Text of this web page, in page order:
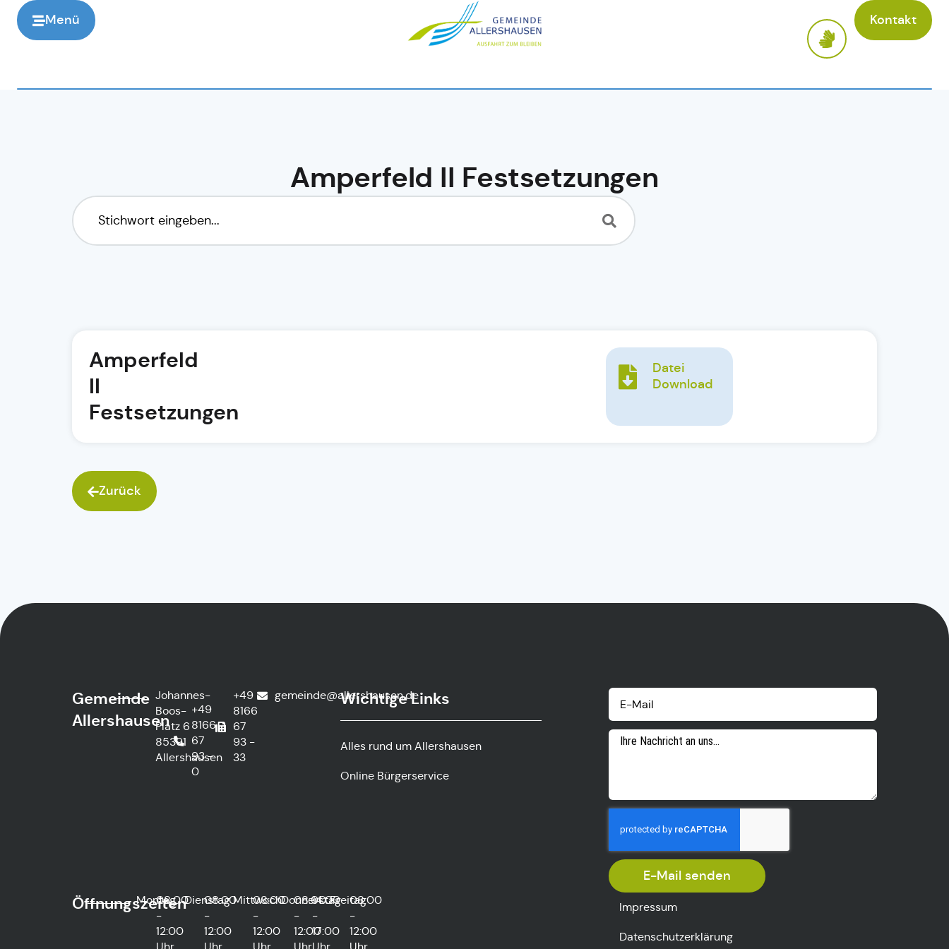
Menü Kontakt
Amperfeld II Festsetzungen
Amperfeld
II
Festsetzungen
Datei
Download
Zurück
Gemeinde
Allershausen
Johannes-
Boos-
Platz 6
85391
Allershausen
+49
8166
67
93 -
0
+49
8166
67
93 -
33
gemeinde@allershausen.de
Wichtige Links
Alles rund um Allershausen
Online Bürgerservice
E-Mail senden
Öffnungszeiten
Montag
08:00
-
12:00
Dienstag
08:00
-
12:00
Mittwoch
08:00
-
12:00
Donnerstag
08:00
-
12:00
14:00
-
17:00
Freitag08:00
-
12:00
Impressum
Datenschutzerklärung